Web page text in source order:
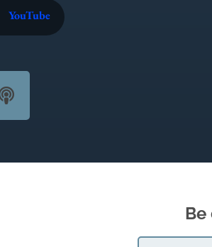
YouTube
Be